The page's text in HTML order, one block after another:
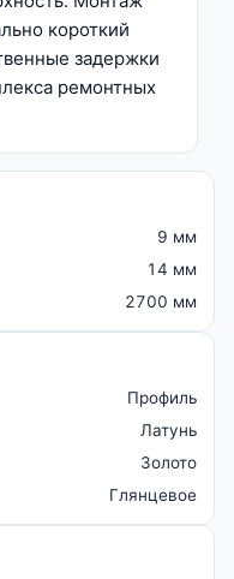
короткий
задержки
ремонтных
9 мм
14 мм
2700 мм
Профиль
Латунь
Золото
Глянцевое